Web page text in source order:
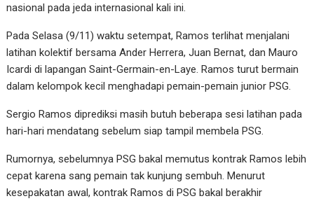
nasional pada jeda internasional kali ini.
Pada Selasa (9/11) waktu setempat, Ramos terlihat menjalani
latihan kolektif bersama Ander Herrera, Juan Bernat, dan Mauro
Icardi di lapangan Saint-Germain-en-Laye. Ramos turut bermain
dalam kelompok kecil menghadapi pemain-pemain junior PSG.
Sergio Ramos diprediksi masih butuh beberapa sesi latihan pada
hari-hari mendatang sebelum siap tampil membela PSG.
Rumornya, sebelumnya PSG bakal memutus kontrak Ramos lebih
cepat karena sang pemain tak kunjung sembuh. Menurut
kesepakatan awal, kontrak Ramos di PSG bakal berakhir